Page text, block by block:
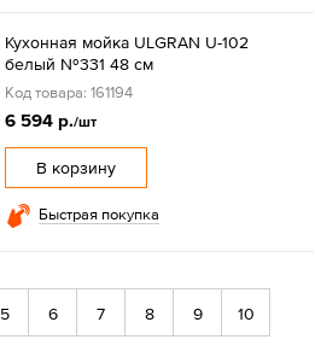
Кухонная мойка ULGRAN U-102
белый №331 48 см
Код товара: 161194
6 594 р./шт
В корзину
Быстрая покупка
5 6 7 8 9 10